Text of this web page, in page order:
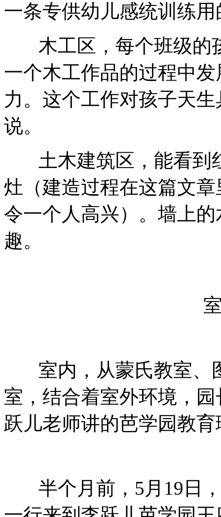
一条专供幼儿感统训练
木工区，每个班级的
一个木工作品的过程中
力。这个工作对孩子天
说。
土木建筑区，能看到
灶（建造过程在这篇文
令一个人高兴）。墙上
趣。
室内，从蒙氏教室、
室，结合着室外环境，
跃儿老师讲的芭学园教
半个月前，5月19日，